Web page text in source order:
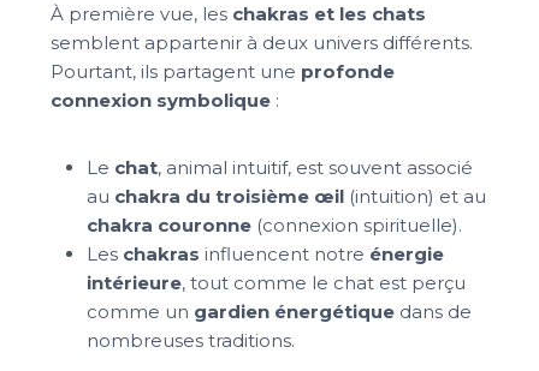
À première vue, les chakras et les chats
semblent appartenir à deux univers différents.
Pourtant, ils partagent une profonde
connexion symbolique :
Le chat, animal intuitif, est souvent associé
au chakra du troisième œil (intuition) et au
chakra couronne (connexion spirituelle).
Les chakras influencent notre énergie
intérieure, tout comme le chat est perçu
comme un gardien énergétique dans de
nombreuses traditions.